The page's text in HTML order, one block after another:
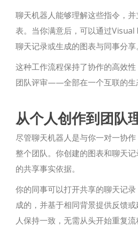
聊天机器人能够理解这些指令，
表。当你满意后，可以通过
聊天记录或生成的图表与同事分享
这种工作流程保持了协作的高效性
团队评审——全部在一个互联的生
从个人创作到团队
尽管聊天机器人是与你一对一协
整个团队。你创建的图表和聊天
的共享事实依据。
你的同事可以打开共享的聊天记
成的，并基于相同背景提供反馈
人保持一致，无需从头开始重复流